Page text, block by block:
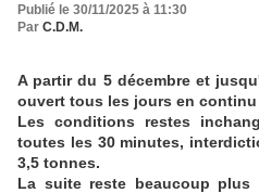
Publié le 30/11/2025 à 11:30
Par C.D.M.
A partir du 5 décembre et
ouvert tous les jours en continu
Les conditions restes
toutes les 30 minutes,
3,5 tonnes.
La suite reste beaucoup plus